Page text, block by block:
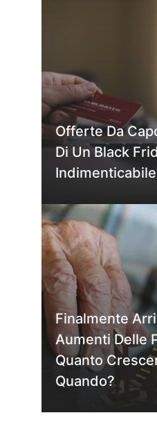
Offerte Da
Di Un Black
Indimenticabile
Finalmente
Aumenti Delle
Quanto
Quando?